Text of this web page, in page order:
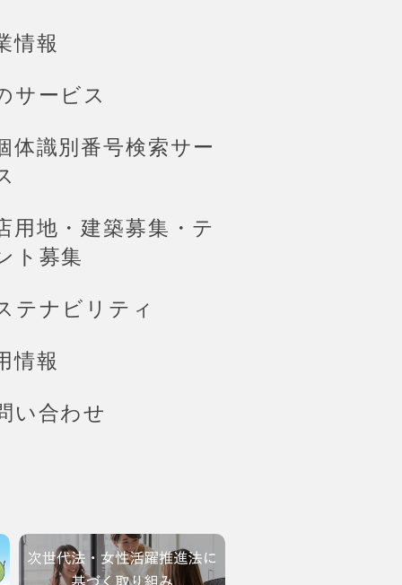
情報
サービス
体識別番号検索サー
用地・建築募集・テ
ト募集
テナビリティ
情報
い合わせ